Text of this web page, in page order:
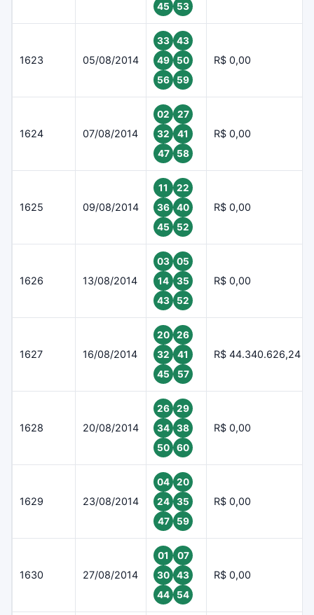
45
53
1623 05/08/2014
33
43
49
50
56
59
R$ 0,00
1624 07/08/2014
02
27
32
41
47
58
R$ 0,00
1625 09/08/2014
11
22
36
40
45
52
R$ 0,00
1626 13/08/2014
03
05
14
35
43
52
R$ 0,00
1627 16/08/2014
20
26
32
41
45
57
R$ 44.340.626,24
1628 20/08/2014
26
29
34
38
50
60
R$ 0,00
1629 23/08/2014
04
20
24
35
47
59
R$ 0,00
1630 27/08/2014
01
07
30
43
44
54
R$ 0,00